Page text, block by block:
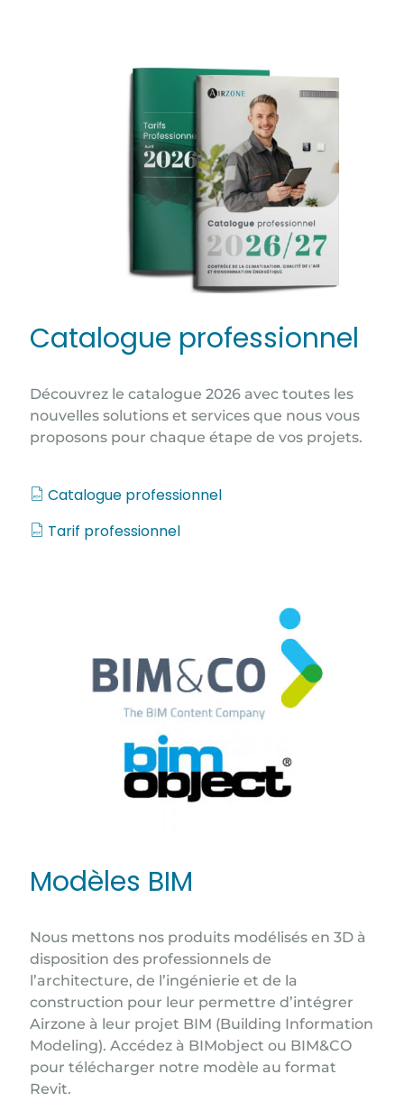
Catalogue professionnel
Découvrez le catalogue 2026 avec toutes les
nouvelles solutions et services que nous vous
proposons pour chaque étape de vos projets.
Catalogue professionnel
Tarif professionnel
Modèles BIM
Nous mettons nos produits modélisés en 3D à
disposition des professionnels de
l’architecture, de l’ingénierie et de la
construction pour leur permettre d’intégrer
Airzone à leur projet BIM (Building Information
Modeling). Accédez à BIMobject ou BIM&CO
pour télécharger notre modèle au format
Revit.